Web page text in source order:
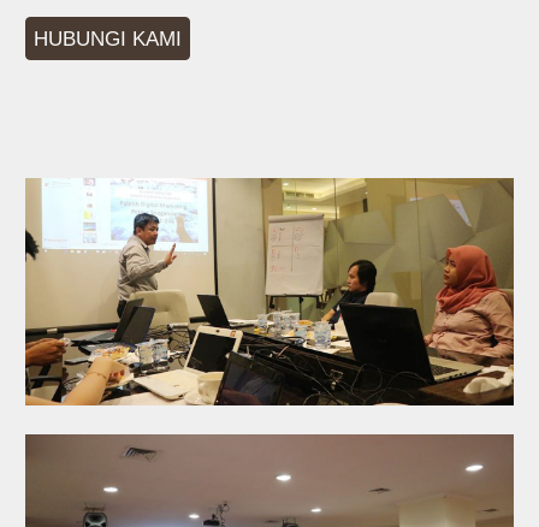
HUBUNGI KAMI